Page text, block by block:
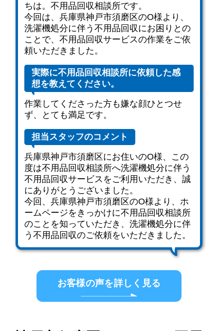
ちは。不用品回収相談所です。
今回は、兵庫県神戸市須磨区のO様より、
洗濯機処分に伴う不用品回収にお困りとの
ことで、不用品回収サービスの作業をご依
頼いただきました。
実際に不用品回収相談所に依頼した感
想を教えてください。
作業してくださった方も嫌な顔ひとつせ
ず、とても満足です。
担当スタッフのコメント
兵庫県神戸市須磨区にお住いのO様、この
度は不用品回収相談所へ洗濯機処分に伴う
不用品回収サービスをご利用いただき、誠
にありがとうございました。
今回、兵庫県神戸市須磨区のO様より、ホ
ームページをきっかけに不用品回収相談所
のことを知っていただき、洗濯機処分に伴
う不用品回収のご依頼をいただきました。
お客様の声を詳しく見る